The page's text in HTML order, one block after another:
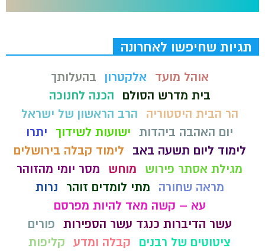
תגיות שחיפשו לאחרונה
אוהל מועד אלקטרון
בהעלותך
בית מדרש הסולם
הכנה לחנוכה
הר הבית היסטוריה
הרב הראשון של ישראל
יום האהבה ביהדות ישועות לשידוך
יתרו
לימוד ליום תשעה באב
לימוד קבלה בירושלים
מגילת אסתר פירוש
מוחש
מסר יומי מהזוהר
מראה שחורה
מתי לומדים זוהר
נרות
עא – קשה מאד להיות מפרסם
עשר הדיברות כנגד עשר הספירות פורים
ציטוטים של רבנים
קבלה ומדע קליפות